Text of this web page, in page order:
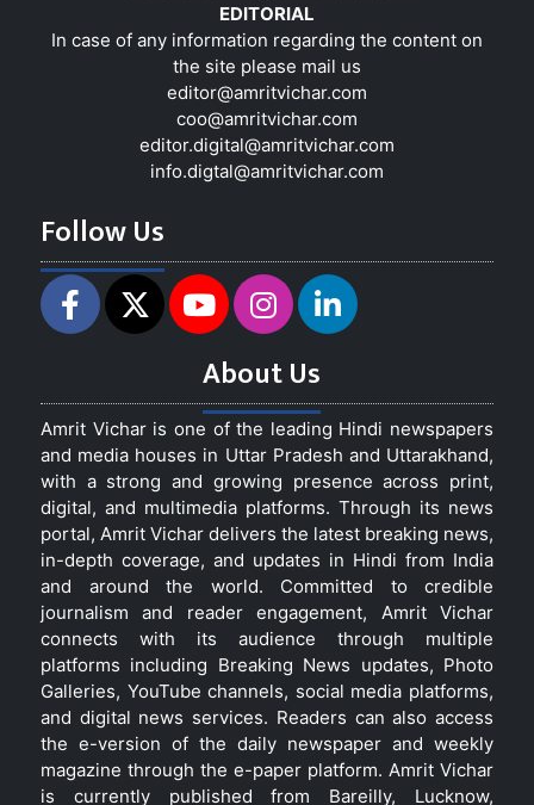
EDITORIAL
In case of any information regarding the content on
the site please mail us
editor@amritvichar.com
coo@amritvichar.com
editor.digital@amritvichar.com
info.digtal@amritvichar.com
Follow Us
About Us
Amrit Vichar is one of the leading Hindi newspapers
and media houses in Uttar Pradesh and Uttarakhand,
with a strong and growing presence across print,
digital, and multimedia platforms. Through its news
portal, Amrit Vichar delivers the latest breaking news,
in-depth coverage, and updates in Hindi from India
and around the world. Committed to credible
journalism and reader engagement, Amrit Vichar
connects with its audience through multiple
platforms including Breaking News updates, Photo
Galleries, YouTube channels, social media platforms,
and digital news services. Readers can also access
the e-version of the daily newspaper and weekly
magazine through the e-paper platform. Amrit Vichar
is currently published from Bareilly, Lucknow,